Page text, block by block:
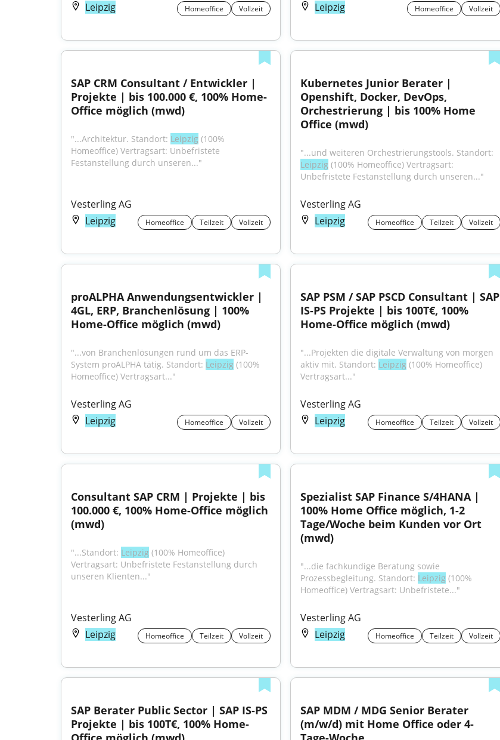
Leipzig
Homeoffice Vollzeit
Leipzig
Homeoffice Vollzeit
SAP CRM Consultant / Entwickler |
Projekte | bis 100.000 €, 100% Home-
Office möglich (mwd)
"...Architektur. Standort: Leipzig (100%
Homeoffice) Vertragsart: Unbefristete
Festanstellung durch unseren..."
Vesterling AG
Leipzig
Homeoffice Teilzeit Vollzeit
Kubernetes Junior Berater |
Openshift, Docker, DevOps,
Orchestrierung | bis 100% Home
Office (mwd)
Leipzig (100% Homeoffice) Vertragsart:
Unbefristete Festanstellung durch unseren..."
Vesterling AG
Leipzig
Homeoffice Teilzeit Vollzeit
proALPHA Anwendungsentwickler |
4GL, ERP, Branchenlösung | 100%
Home-Office möglich (mwd)
"...von Branchenlösungen rund um das ERP-
System proALPHA tätig. Standort: Leipzig (100%
Homeoffice) Vertragsart..."
Vesterling AG
Leipzig
Homeoffice Vollzeit
SAP PSM / SAP PSCD Consultant | SAP
IS-PS Projekte | bis 100T€, 100%
Home-Office möglich (mwd)
"...Projekten die digitale Verwaltung von morgen
aktiv mit. Standort: Leipzig (100% Homeoffice)
Vertragsart..."
Vesterling AG
Leipzig
Homeoffice Teilzeit Vollzeit
Consultant SAP CRM | Projekte | bis
100.000 €, 100% Home-Office möglich
(mwd)
"...Standort: Leipzig (100% Homeoffice)
Vertragsart: Unbefristete Festanstellung durch
unseren Klienten..."
Vesterling AG
Leipzig
Homeoffice Teilzeit Vollzeit
Spezialist SAP Finance S/4HANA |
100% Home Office möglich, 1-2
Tage/Woche beim Kunden vor Ort
(mwd)
"...die fachkundige Beratung sowie
Prozessbegleitung. Standort: Leipzig (100%
Homeoffice) Vertragsart: Unbefristete..."
Vesterling AG
Leipzig
Homeoffice Teilzeit Vollzeit
SAP Berater Public Sector | SAP IS-PS
Projekte | bis 100T€, 100% Home-
SAP MDM / MDG Senior Berater
(m/w/d) mit Home Office oder 4-